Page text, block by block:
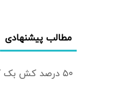
مطالب پیشنهادی
۵۰ درصد کش بک کمیسیون معاملات در حساب ecn بروکر اینوسلو